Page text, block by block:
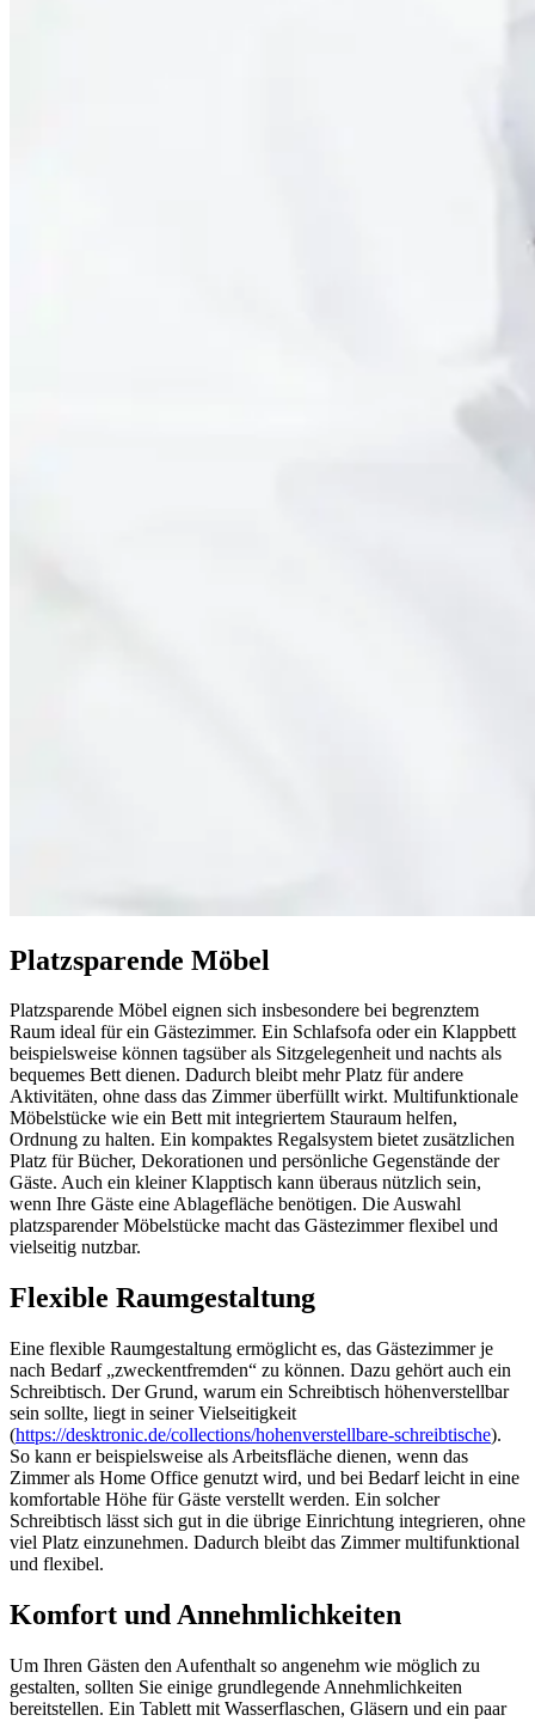
Platzsparende Möbel
Platzsparende Möbel eignen sich insbesondere bei begrenztem
Raum ideal für ein Gästezimmer. Ein Schlafsofa oder ein Klappbett
beispielsweise können tagsüber als Sitzgelegenheit und nachts als
bequemes Bett dienen. Dadurch bleibt mehr Platz für andere
Aktivitäten, ohne dass das Zimmer überfüllt wirkt. Multifunktionale
Möbelstücke wie ein Bett mit integriertem Stauraum helfen,
Ordnung zu halten. Ein kompaktes Regalsystem bietet zusätzlichen
Platz für Bücher, Dekorationen und persönliche Gegenstände der
Gäste. Auch ein kleiner Klapptisch kann überaus nützlich sein,
wenn Ihre Gäste eine Ablagefläche benötigen. Die Auswahl
platzsparender Möbelstücke macht das Gästezimmer flexibel und
vielseitig nutzbar.
Flexible Raumgestaltung
Eine flexible Raumgestaltung ermöglicht es, das Gästezimmer je
nach Bedarf „zweckentfremden“ zu können. Dazu gehört auch ein
Schreibtisch. Der Grund, warum ein Schreibtisch höhenverstellbar
sein sollte, liegt in seiner Vielseitigkeit
(https://desktronic.de/collections/hohenverstellbare-schreibtische).
So kann er beispielsweise als Arbeitsfläche dienen, wenn das
Zimmer als Home Office genutzt wird, und bei Bedarf leicht in eine
komfortable Höhe für Gäste verstellt werden. Ein solcher
Schreibtisch lässt sich gut in die übrige Einrichtung integrieren, ohne
viel Platz einzunehmen. Dadurch bleibt das Zimmer multifunktional
und flexibel.
Komfort und Annehmlichkeiten
Um Ihren Gästen den Aufenthalt so angenehm wie möglich zu
gestalten, sollten Sie einige grundlegende Annehmlichkeiten
bereitstellen. Ein Tablett mit Wasserflaschen, Gläsern und ein paar